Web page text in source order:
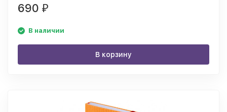
690 ₽
В наличии
В корзину